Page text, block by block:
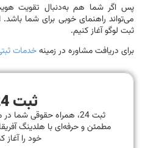
پس اگر شما هم به‌دنبال تقویت
می‌تواند راهنمای خوبی برای شما
ثبت لوگو آغاز کنیم.
برای دریافت مشاوره در زمینهخدمات
ثبت 24
ثبت 24، همراه حقوقی
مطمئن و حرفه‌ای با هلدینگ
خود را آغاز